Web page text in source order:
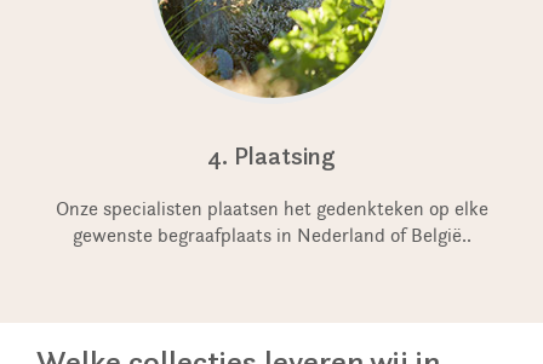
4. Plaatsing
Onze specialisten plaatsen het gedenkteken op elke
gewenste begraafplaats in Nederland of België..